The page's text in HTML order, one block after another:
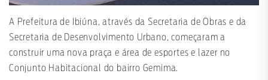
A Prefeitura de Ibiúna, através da Secretaria de Obras e da
Secretaria de Desenvolvimento Urbano, começaram a
construir uma nova praça e área de esportes e lazer no
Conjunto Habitacional do bairro Gemima.